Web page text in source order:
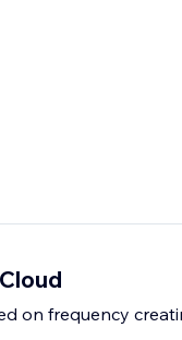
on frequency